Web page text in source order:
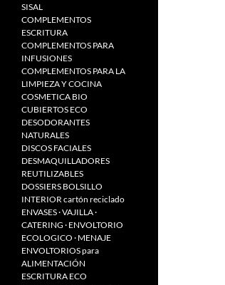
SISAL
COMPLEMENTOS
ESCRITURA
COMPLEMENTOS PARA
INFUSIONES
COMPLEMENTOS PARA LA
LIMPIEZA Y COCINA
COSMETICA BIO
CUBIERTOS ECO
DESODORANTES
NATURALES
DISCOS FACIALES
DESMAQUILLADORES
REUTILIZABLES
DOSSIERS BOLSILLO
INTERIOR cartón reciclado
ENVASES · VAJILLA ·
CATERING · ENVOLTORIO
ECOLOGICO · MENAJE
ENVOLTORIOS para
ALIMENTACIÓN
ESCRITURA ECO